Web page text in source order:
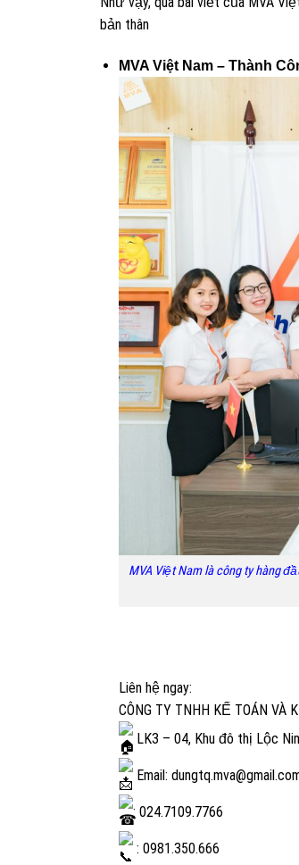
bản thân
MVA Việt Nam – Thành
MVA Việt Nam là công ty hàng
Liên hệ ngay:
CÔNG TY TNHH KẾ TOÁN VÀ
LK3 – 04, Khu đô thị Lộc
Email:
: 024.7109.7766
: 0981.350.666